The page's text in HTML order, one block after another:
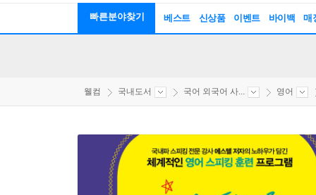
빠른분야찾기 베스트 신상품 이벤트 바이백 매
웰컴 국내도서 국어 외국어 사... 영어